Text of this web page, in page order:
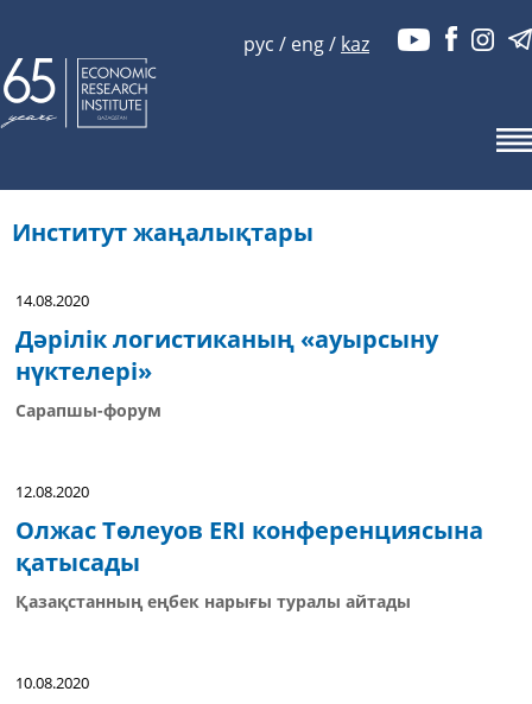
рус / eng/ kaz
Институт жаңалықтары
14.08.2020
Дәрілік логистиканың «ауырсыну
нүктелері»
Сарапшы-форум
12.08.2020
Олжас Төлеуов ERI конференциясына
қатысады
Қазақстанның еңбек нарығы туралы айтады
10.08.2020